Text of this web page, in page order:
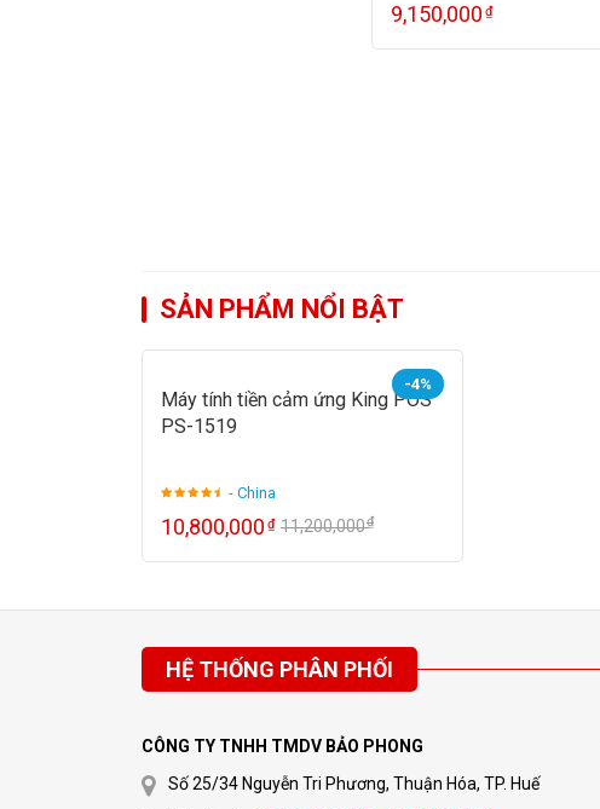
9,150,000₫
SẢN PHẨM NỔI BẬT
-4%
Máy tính tiền cảm ứng King POS
PS-1519
- China
10,800,000₫ 11,200,000₫
HỆ THỐNG PHÂN PHỐI
CÔNG TY TNHH TMDV BẢO PHONG
Số 25/34 Nguyễn Tri Phương, Thuận Hóa, TP. Huế